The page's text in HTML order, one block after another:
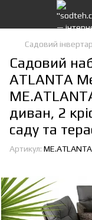
Садовий інвертар
Садовий
ATLANTA
диван, 2
саду та
Артикул: